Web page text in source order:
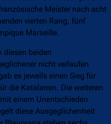
Meister nach acht
vierten Rang, fünf
Marseille.
diesen beiden
nicht verlaufen
es jeweils einen Sieg für
die Katalanen. Die weiteren
einem Unentschieden
diese Ausgeglichenheit